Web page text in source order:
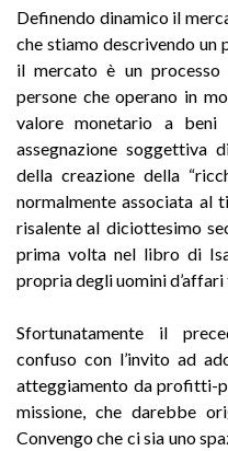
Definendo dinamico il
che stiamo descrivendo un
il mercato è un
persone che operano in
valore monetario a beni
assegnazione soggettiva
della creazione della
normalmente associata al
risalente al diciottesimo
prima volta nel libro di
propria degli uomini
Sfortunatamente il
confuso con l’invito ad
atteggiamento da profitti-
missione, che darebbe
Convengo che ci sia uno